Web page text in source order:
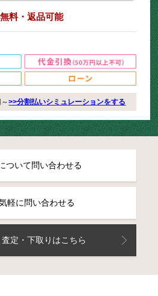
料・返品可能
～>>分割払いシミュレーションをする
ついて問い合わせる
軽に問い合わせる
定・下取りはこちら